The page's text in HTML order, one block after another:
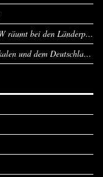
Was für ein Pfingstwochenende! Der BSV NRW räumt bei den Länderpokalen ab
NRW-Auswahlteams siegen bei den Länderpokalen und dem Deutschlandcup an Pfingsten